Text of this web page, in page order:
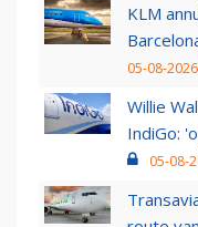
KLM
05-08-
Willie
IndiGo:
05-08-